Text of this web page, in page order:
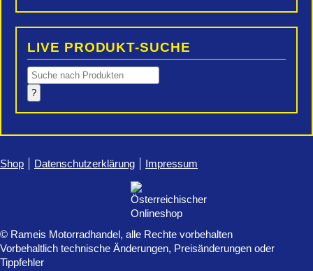
LIVE PRODUKT-SUCHE
Products
search
?
Shop Datenschutzerklärung Impressum
© Rameis Motorradhandel, alle Rechte vorbehalten
Vorbehaltlich technische Änderungen, Preisänderungen oder
Tippfehler